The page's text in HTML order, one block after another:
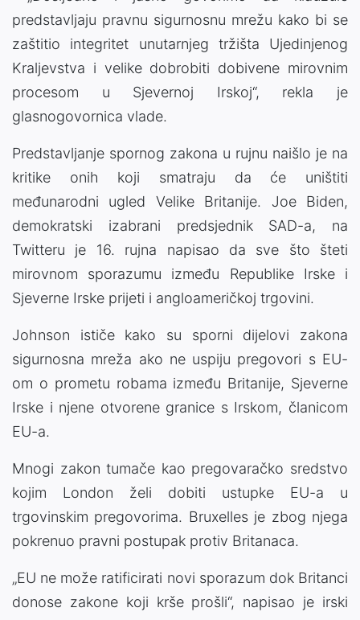
predstavljaju pravnu sigurnosnu mrežu kako bi se
zaštitio integritet unutarnjeg tržišta Ujedinjenog
Kraljevstva i velike dobrobiti dobivene mirovnim
procesom u Sjevernoj Irskoj“, rekla je
glasnogovornica vlade.
Predstavljanje spornog zakona u rujnu naišlo je na
kritike onih koji smatraju da će uništiti
međunarodni ugled Velike Britanije. Joe Biden,
demokratski izabrani predsjednik SAD-a, na
Twitteru je 16. rujna napisao da sve što šteti
mirovnom sporazumu između Republike Irske i
Sjeverne Irske prijeti i angloameričkoj trgovini.
Johnson ističe kako su sporni dijelovi zakona
sigurnosna mreža ako ne uspiju pregovori s EU-
om o prometu robama između Britanije, Sjeverne
Irske i njene otvorene granice s Irskom, članicom
EU-a.
Mnogi zakon tumače kao pregovaračko sredstvo
kojim London želi dobiti ustupke EU-a u
trgovinskim pregovorima. Bruxelles je zbog njega
pokrenuo pravni postupak protiv Britanaca.
„EU ne može ratificirati novi sporazum dok Britanci
donose zakone koji krše prošli“, napisao je irski